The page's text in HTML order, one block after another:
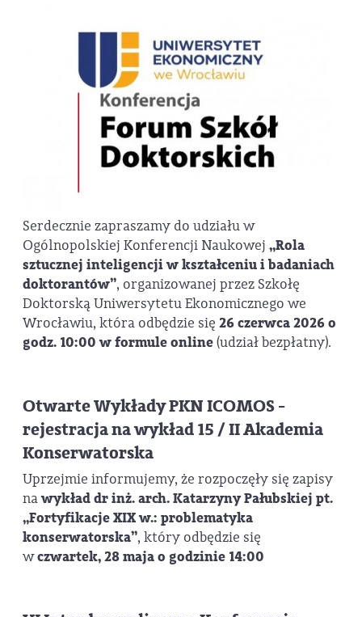
Serdecznie zapraszamy do udziału w
Ogólnopolskiej Konferencji Naukowej „Rola
sztucznej inteligencji w kształceniu i badaniach
doktorantów”, organizowanej przez Szkołę
Doktorską Uniwersytetu Ekonomicznego we
Wrocławiu, która odbędzie się 26 czerwca 2026 o
godz. 10:00 w formule online(udział bezpłatny).
Otwarte Wykłady PKN ICOMOS -
rejestracja na wykład 15 / II Akademia
Konserwatorska
Uprzejmie informujemy, że rozpoczęły się zapisy
nawykład dr inż. arch. Katarzyny Pałubskiej pt.
„Fortyfikacje XIX w.: problematyka
konserwatorska”, który odbędzie się
wczwartek, 28 maja o godzinie 14:00